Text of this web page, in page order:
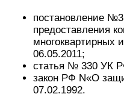
постановление
предоставления
многоквартирных
06.05.2011;
статья № 330 УК
закон РФ N«О
07.02.1992.